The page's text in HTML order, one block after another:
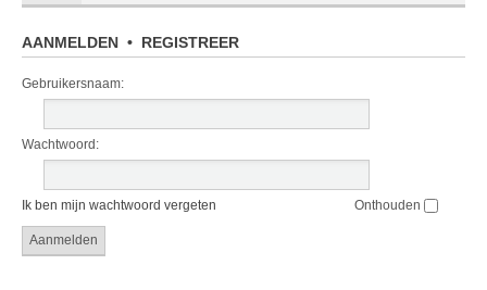
AANMELDEN • REGISTREER
Gebruikersnaam:
Wachtwoord:
Ik ben mijn wachtwoord vergeten Onthouden